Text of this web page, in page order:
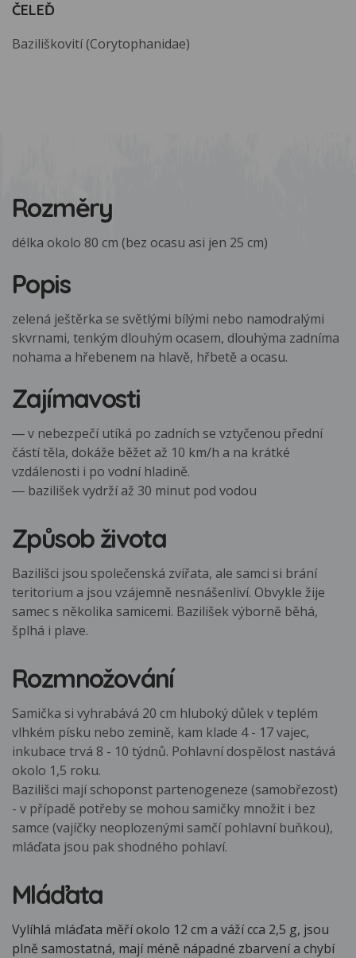
ČELEĎ
Baziliškovití (Corytophanidae)
Rozměry
délka okolo 80 cm (bez ocasu asi jen 25 cm)
Popis
zelená ještěrka se světlými bílými nebo namodralými
skvrnami, tenkým dlouhým ocasem, dlouhýma zadníma
nohama a hřebenem na hlavě, hřbetě a ocasu.
Zajímavosti
― v nebezpečí utíká po zadních se vztyčenou přední
částí těla, dokáže běžet až 10 km/h a na krátké
vzdálenosti i po vodní hladině.
― bazilišek vydrží až 30 minut pod vodou
Způsob života
Bazilišci jsou společenská zvířata, ale samci si brání
teritorium a jsou vzájemně nesnášenliví. Obvykle žije
samec s několika samicemi. Bazilišek výborně běhá,
šplhá i plave.
Rozmnožování
Samička si vyhrabává 20 cm hluboký důlek v teplém
vlhkém písku nebo zemině, kam klade 4 - 17 vajec,
inkubace trvá 8 - 10 týdnů. Pohlavní dospělost nastává
okolo 1,5 roku.
Bazilišci mají schoponst partenogeneze (samobřezost)
- v případě potřeby se mohou samičky množit i bez
samce (vajíčky neoplozenými samčí pohlavní buňkou),
mláďata jsou pak shodného pohlaví.
Mláďata
Vylíhlá mláďata měří okolo 12 cm a váží cca 2,5 g, jsou
plně samostatná, mají méně nápadné zbarvení a chybí